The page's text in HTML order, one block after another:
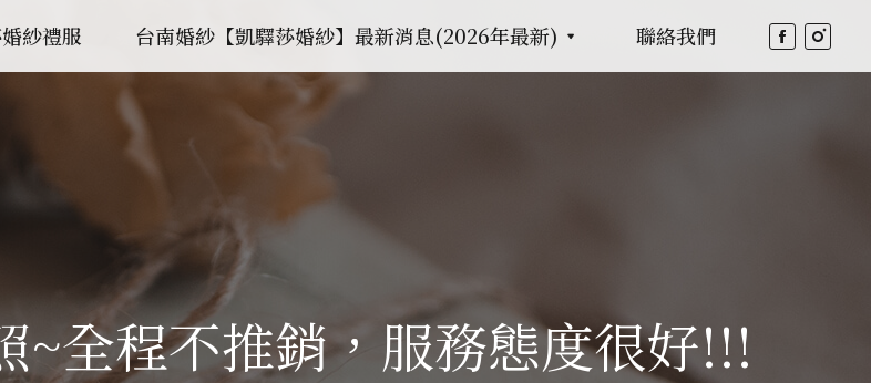
紗禮服 台南婚紗【凱驛莎婚紗】最新消息(2026年最新) 聯絡我們
~全程不推銷，服務態度很好!!!